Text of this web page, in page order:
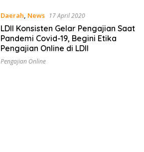
Daerah, News 17 April 2020
LDII Konsisten Gelar Pengajian Saat
Pandemi Covid-19, Begini Etika
Pengajian Online di LDII
Pengajian Online